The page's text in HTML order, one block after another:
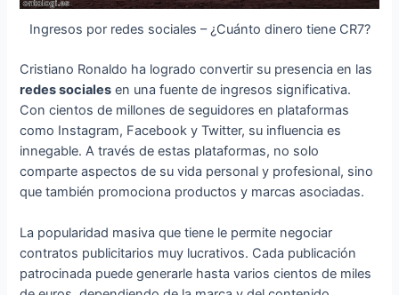
Ingresos por redes sociales – ¿Cuánto dinero tiene CR7?
Cristiano Ronaldo ha logrado convertir su presencia en las
redes sociales en una fuente de ingresos significativa.
Con cientos de millones de seguidores en plataformas
como Instagram, Facebook y Twitter, su influencia es
innegable. A través de estas plataformas, no solo
comparte aspectos de su vida personal y profesional, sino
que también promociona productos y marcas asociadas.
La popularidad masiva que tiene le permite negociar
contratos publicitarios muy lucrativos. Cada publicación
patrocinada puede generarle hasta varios cientos de miles